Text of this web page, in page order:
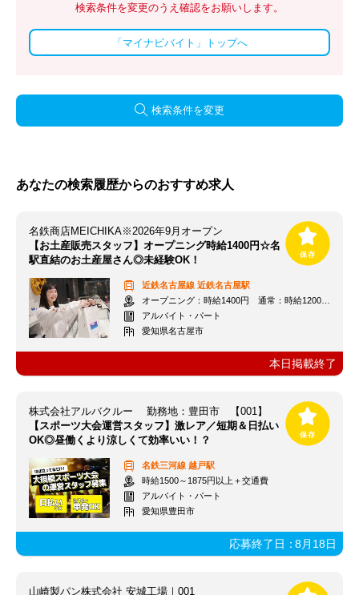
検索条件を変更のうえ確認をお願いします。
「マイナビバイト」トップへ
検索条件を変更
あなたの検索履歴からのおすすめ求人
名鉄商店MEICHIKA※2026年9月オープン
【お土産販売スタッフ】オープニング時給1400円☆名
駅直結のお土産屋さん◎未経験OK！
近鉄名古屋線 近鉄名古屋駅
オープニング：時給1400円 通常：時給1200円～＋交通費全額支給
アルバイト・パート
愛知県名古屋市
本日掲載終了
株式会社アルバクルー 勤務地：豊田市 【001】
【スポーツ大会運営スタッフ】激レア／短期＆日払い
OK◎昼働くより涼しくて効率いい！？
名鉄三河線 越戸駅
時給1500～1875円以上＋交通費
アルバイト・パート
愛知県豊田市
応募終了日：8月18日
山崎製パン株式会社 安城工場｜001